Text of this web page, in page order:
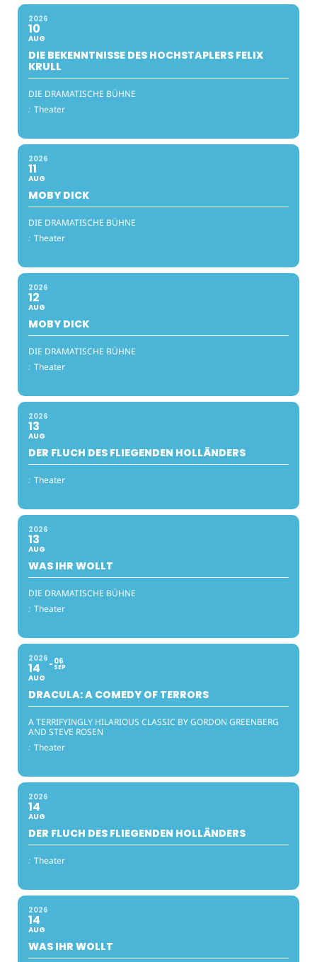
2026
10
AUG
DIE BEKENNTNISSE DES HOCHSTAPLERS FELIX
KRULL
DIE DRAMATISCHE BÜHNE
: Theater
2026
11
AUG
MOBY DICK
DIE DRAMATISCHE BÜHNE
: Theater
2026
12
AUG
MOBY DICK
DIE DRAMATISCHE BÜHNE
: Theater
2026
13
AUG
DER FLUCH DES FLIEGENDEN HOLLÄNDERS
: Theater
2026
13
AUG
WAS IHR WOLLT
DIE DRAMATISCHE BÜHNE
: Theater
2026
14
AUG
06
SEP
DRACULA: A COMEDY OF TERRORS
A TERRIFYINGLY HILARIOUS CLASSIC BY GORDON GREENBERG
AND STEVE ROSEN
: Theater
2026
14
AUG
DER FLUCH DES FLIEGENDEN HOLLÄNDERS
: Theater
2026
14
AUG
WAS IHR WOLLT